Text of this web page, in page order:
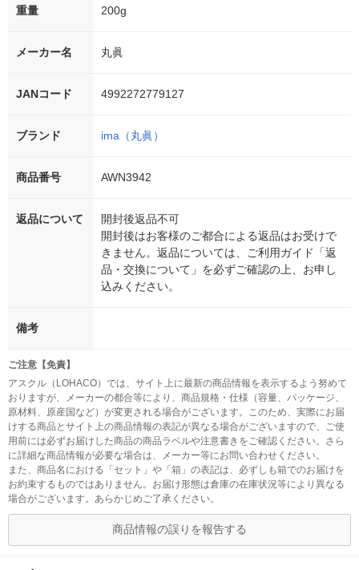
重量 200g
メーカー名 丸眞
JANコード 4992272779127
ブランド ima（丸眞）
商品番号 AWN3942
返品について
開封後返品不可
開封後はお客様のご都合による返品はお受けで
きません。返品については、ご利用ガイド「返
品・交換について」を必ずご確認の上、お申し
込みください。
備考
ご注意【免責】
アスクル（LOHACO）では、サイト上に最新の商品情報を表示するよう努めて
おりますが、メーカーの都合等により、商品規格・仕様（容量、パッケージ、
原材料、原産国など）が変更される場合がございます。このため、実際にお届
けする商品とサイト上の商品情報の表記が異なる場合がございますので、ご使
用前には必ずお届けした商品の商品ラベルや注意書きをご確認ください。さら
に詳細な商品情報が必要な場合は、メーカー等にお問い合わせください。
また、商品名における「セット」や「箱」の表記は、必ずしも箱でのお届けを
お約束するものではありません。お届け形態は倉庫の在庫状況等により異なる
場合がございます。あらかじめご了承ください。
商品情報の誤りを報告する